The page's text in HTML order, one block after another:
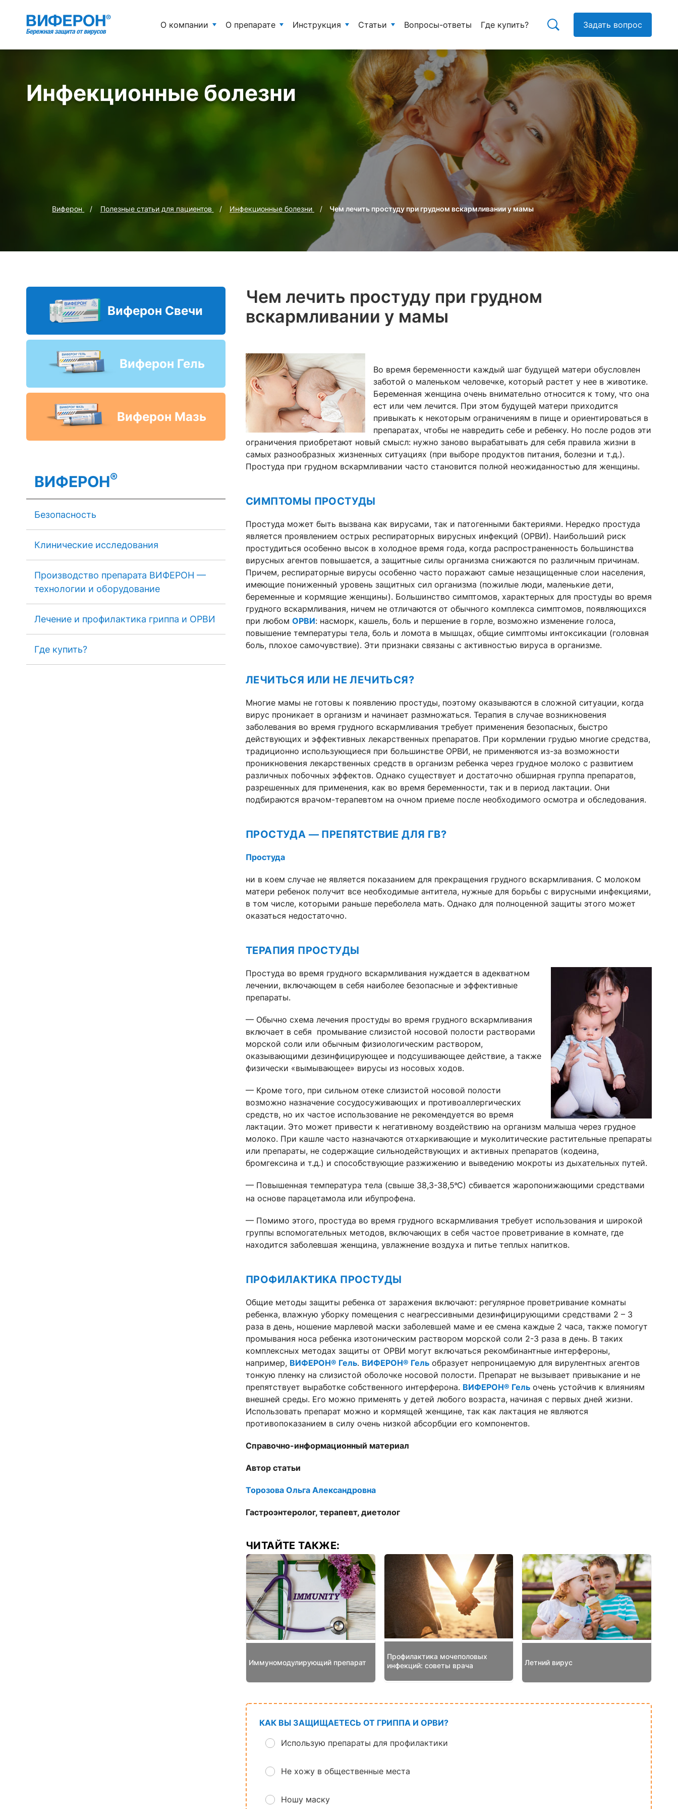
О компании О препарате Инструкция Статьи Вопросы-ответы Где купить? Задать вопрос
Инфекционные болезни
Виферон Полезные статьи для пациентов Инфекционные болезни Чем лечить простуду при грудном вскармливании у мамы
Виферон Свечи
Виферон Гель
Виферон Мазь
ВИФЕРОН®
Безопасность
Клинические исследования
Производство препарата ВИФЕРОН —
технологии и оборудование
Лечение и профилактика гриппа и ОРВИ
Где купить?
Чем лечить простуду при грудном
вскармливании у мамы
Во время беременности каждый шаг будущей матери обусловлен
заботой о маленьком человечке, который растет у нее в животике.
Беременная женщина очень внимательно относится к тому, что она
ест или чем лечится. При этом будущей матери приходится
привыкать к некоторым ограничениям в пище и ориентироваться в
препаратах, чтобы не навредить себе и ребенку. Но после родов эти
ограничения приобретают новый смысл: нужно заново вырабатывать для себя правила жизни в
самых разнообразных жизненных ситуациях (при выборе продуктов питания, болезни и т.д.).
Простуда при грудном вскармливании часто становится полной неожиданностью для женщины.
СИМПТОМЫ ПРОСТУДЫ
Простуда может быть вызвана как вирусами, так и патогенными бактериями. Нередко простуда
является проявлением острых респираторных вирусных инфекций (ОРВИ). Наибольший риск
простудиться особенно высок в холодное время года, когда распространенность большинства
вирусных агентов повышается, а защитные силы организма снижаются по различным причинам.
Причем, респираторные вирусы особенно часто поражают самые незащищенные слои населения,
имеющие пониженный уровень защитных сил организма (пожилые люди, маленькие дети,
беременные и кормящие женщины). Большинство симптомов, характерных для простуды во время
грудного вскармливания, ничем не отличаются от обычного комплекса симптомов, появляющихся
при любом ОРВИ: насморк, кашель, боль и першение в горле, возможно изменение голоса,
повышение температуры тела, боль и ломота в мышцах, общие симптомы интоксикации (головная
боль, плохое самочувствие). Эти признаки связаны с активностью вируса в организме.
ЛЕЧИТЬСЯ ИЛИ НЕ ЛЕЧИТЬСЯ?
Многие мамы не готовы к появлению простуды, поэтому оказываются в сложной ситуации, когда
вирус проникает в организм и начинает размножаться. Терапия в случае возникновения
заболевания во время грудного вскармливания требует применения безопасных, быстро
действующих и эффективных лекарственных препаратов. При кормлении грудью многие средства,
традиционно использующиеся при большинстве ОРВИ, не применяются из-за возможности
проникновения лекарственных средств в организм ребенка через грудное молоко с развитием
различных побочных эффектов. Однако существует и достаточно обширная группа препаратов,
разрешенных для применения, как во время беременности, так и в период лактации. Они
подбираются врачом-терапевтом на очном приеме после необходимого осмотра и обследования.
ПРОСТУДА — ПРЕПЯТСТВИЕ ДЛЯ ГВ?
Простуда
ни в коем случае не является показанием для прекращения грудного вскармливания. С молоком
матери ребенок получит все необходимые антитела, нужные для борьбы с вирусными инфекциями,
в том числе, которыми раньше переболела мать. Однако для полноценной защиты этого может
оказаться недостаточно.
ТЕРАПИЯ ПРОСТУДЫ
Простуда во время грудного вскармливания нуждается в адекватном
лечении, включающем в себя наиболее безопасные и эффективные
препараты.
— Обычно схема лечения простуды во время грудного вскармливания
включает в себя промывание слизистой носовой полости растворами
морской соли или обычным физиологическим раствором,
оказывающими дезинфицирующее и подсушивающее действие, а также
физически «вымывающее» вирусы из носовых ходов.
— Кроме того, при сильном отеке слизистой носовой полости
возможно назначение сосудосуживающих и противоаллергических
средств, но их частое использование не рекомендуется во время
лактации. Это может привести к негативному воздействию на организм малыша через грудное
молоко. При кашле часто назначаются отхаркивающие и муколитические растительные препараты
или препараты, не содержащие сильнодействующих и активных препаратов (кодеина,
бромгексина и т.д.) и способствующие разжижению и выведению мокроты из дыхательных путей.
— Повышенная температура тела (свыше 38,3-38,5°С) сбивается жаропонижающими средствами
на основе парацетамола или ибупрофена.
— Помимо этого, простуда во время грудного вскармливания требует использования и широкой
группы вспомогательных методов, включающих в себя частое проветривание в комнате, где
находится заболевшая женщина, увлажнение воздуха и питье теплых напитков.
ПРОФИЛАКТИКА ПРОСТУДЫ
Общие методы защиты ребенка от заражения включают: регулярное проветривание комнаты
ребенка, влажную уборку помещения с неагрессивными дезинфицирующими средствами 2 – 3
раза в день, ношение марлевой маски заболевшей маме и ее смена каждые 2 часа, также помогут
промывания носа ребенка изотоническим раствором морской соли 2-3 раза в день. В таких
комплексных методах защиты от ОРВИ могут включаться рекомбинантные интерфероны,
например, ВИФЕРОН® Гель. ВИФЕРОН® Гель образует непроницаемую для вирулентных агентов
тонкую пленку на слизистой оболочке носовой полости. Препарат не вызывает привыкание и не
препятствует выработке собственного интерферона. ВИФЕРОН® Гель очень устойчив к влияниям
внешней среды. Его можно применять у детей любого возраста, начиная с первых дней жизни.
Использовать препарат можно и кормящей женщине, так как лактация не являются
противопоказанием в силу очень низкой абсорбции его компонентов.
Справочно-информационный материал
Автор статьи
Торозова Ольга Александровна
Гастроэнтеролог, терапевт, диетолог
ЧИТАЙТЕ ТАКЖЕ:
Иммуномодулирующий препарат
Профилактика мочеполовых
инфекций: советы врача
Летний вирус
КАК ВЫ ЗАЩИЩАЕТЕСЬ ОТ ГРИППА И ОРВИ?
Использую препараты для профилактики
Не хожу в общественные места
Ношу маску